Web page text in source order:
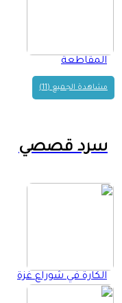
المقاطعة
مشاهدة الجميع (11)
سرد قصصي
الكارة في شوراع غزة